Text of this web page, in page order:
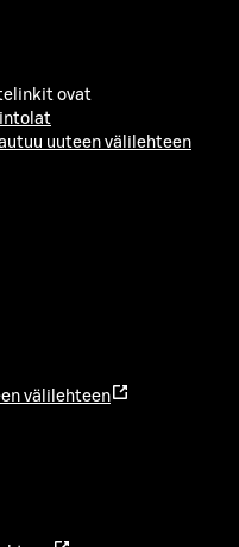
ovat
uuteen välilehteen
välilehteen